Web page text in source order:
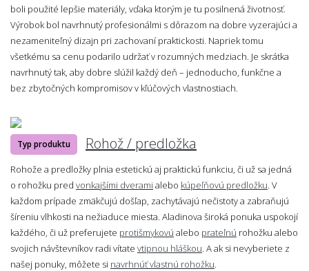
boli použité lepšie materiály, vďaka ktorým je tu posilnená životnosť.
Výrobok bol navrhnutý profesionálmi s dôrazom na dobre vyzerajúci a
nezameniteľný dizajn pri zachovaní praktickosti. Napriek tomu
všetkému sa cenu podarilo udržať v rozumných medziach. Je skrátka
navrhnutý tak, aby dobre slúžil každý deň – jednoducho, funkčne a
bez zbytočných kompromisov v kľúčových vlastnostiach.
Typ produktu Rohož / predložka
Rohože a predložky plnia estetickú aj praktickú funkciu, či už sa jedná
o rohožku pred vonkajšími dverami alebo kúpeľňovú predložku . V
každom prípade zmäkčujú došľap, zachytávajú nečistoty a zabraňujú
šíreniu vlhkosti na nežiaduce miesta. Aladinova široká ponuka uspokojí
každého, či už preferujete protišmykovú alebo prateľnú rohožku alebo
svojich návštevníkov radi vítate vtipnou hláškou . A ak si nevyberiete z
našej ponuky, môžete si navrhnúť vlastnú rohožku